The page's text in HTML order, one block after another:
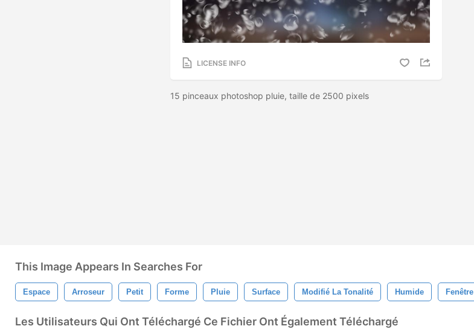
LICENSE INFO
15 pinceaux photoshop pluie, taille de 2500 pixels
This Image Appears In Searches For
Espace Arroseur Petit Forme Pluie Surface Modifié La Tonalité Humide Fenêtre
Les Utilisateurs Qui Ont Téléchargé Ce Fichier Ont Également Téléchargé